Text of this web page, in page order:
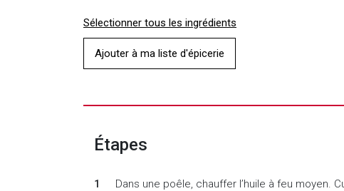
Sélectionner tous les ingrédients
Ajouter à ma liste d'épicerie
Étapes
Dans une poêle, chauffer l’huile à feu moyen.